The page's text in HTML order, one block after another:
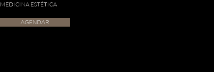
MEDICINA ESTÉTICA
AGENDAR